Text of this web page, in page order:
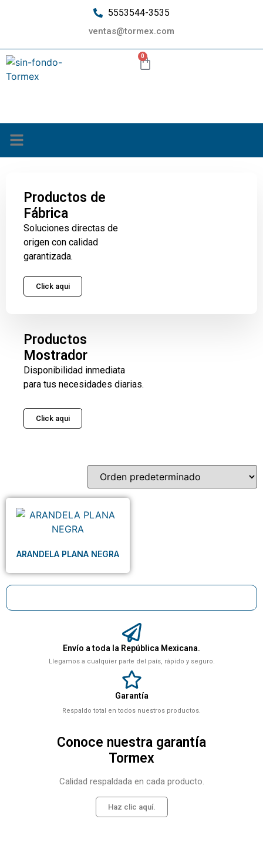
5553544-3535
ventas@tormex.com
0
Envío a toda la República Mexicana.
Llegamos a cualquier parte del país, rápido y seguro.
Garantía
Respaldo total en todos nuestros productos.
Conoce nuestra garantía
Tormex
Calidad respaldada en cada producto.
Haz clic aquí.
Productos de
Fábrica
Soluciones directas de
origen con calidad
garantizada.
Click aqui
Productos
Mostrador
Disponibilidad inmediata
para tus necesidades diarias.
Click aqui
ARANDELA PLANA NEGRA